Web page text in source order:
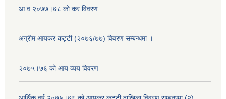
आ.व २०७७।७८ को कर विवरण
अग्रीम आयकर कट्टी (२०७६/७७) विवरण सम्बन्धमा ।
२०७५।७६ को आय व्यय विवरण